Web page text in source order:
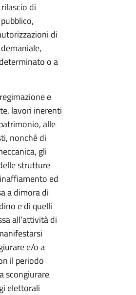
di
di
o a
e
lavori inerenti
alle
nonché di
gli
strutture
ed
a dimora di
e di quelli
all’attività di
e/o a
il periodo
scongiurare
elettorali